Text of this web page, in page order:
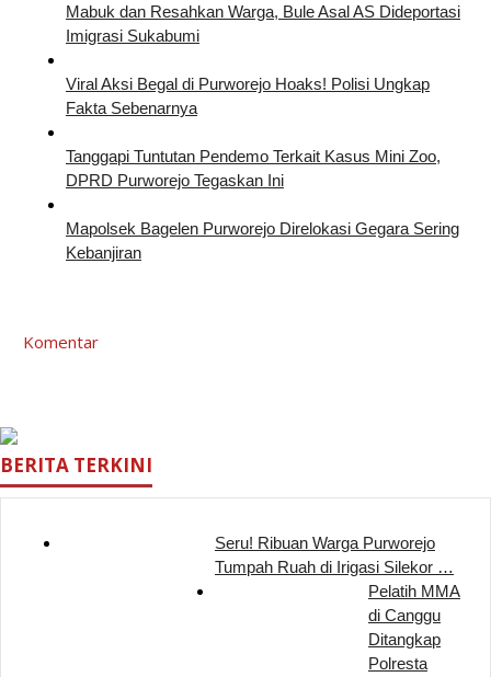
Mabuk dan Resahkan Warga, Bule Asal AS Dideportasi
Imigrasi Sukabumi
Viral Aksi Begal di Purworejo Hoaks! Polisi Ungkap
Fakta Sebenarnya
Tanggapi Tuntutan Pendemo Terkait Kasus Mini Zoo,
DPRD Purworejo Tegaskan Ini
Mapolsek Bagelen Purworejo Direlokasi Gegara Sering
Kebanjiran
Komentar
BERITA TERKINI
Seru! Ribuan Warga Purworejo
Tumpah Ruah di Irigasi Silekor …
Pelatih MMA
di Canggu
Ditangkap
Polresta